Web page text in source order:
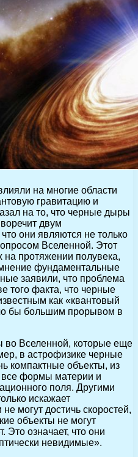
на многие области
гравитацию и
на то, что черные дыры
двум
они являются не только
Вселенной. Этот
на протяжении полувека,
фундаментальные
заявили, что проблема
того факта, что черные
как «квантовый
бы большим прорывом в
Вселенной, которые еще
в астрофизике черные
компактные объекты, из
все формы материи и
поля. Другими
искажает
могут достичь скоростей,
объекты не могут
Это означает, что они
невидимые».